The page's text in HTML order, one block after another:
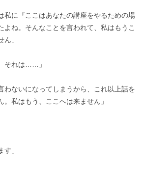
私に『ここはあなたの講座をやるための場
よね。そんなことを言われて、私はもうこ
」
それは……」
わないになってしまうから、これ以上話を
私はもう、ここへは来ません」
す」